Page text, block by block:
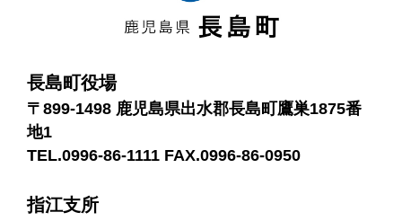
長島町役場
〒899-1498 鹿児島県出水郡長島町鷹巣1875番
地1
TEL.0996-86-1111 FAX.0996-86-0950
指江支所